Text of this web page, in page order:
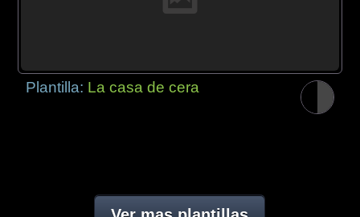
Plantilla: La casa de cera